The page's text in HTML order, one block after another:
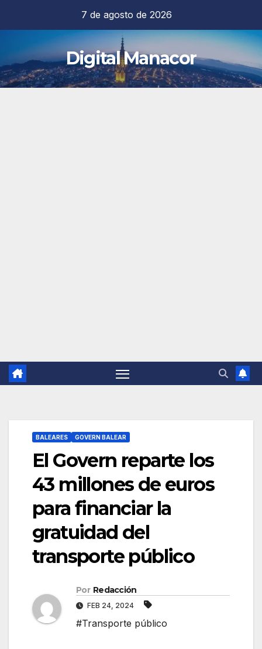
contenido
7 de agosto de 2026
Digital Manacor
BALEARES GOVERN BALEAR
El Govern reparte los
43 millones de euros
para financiar la
gratuidad del
transporte público
Por Redacción
FEB 24, 2024
#Transporte público